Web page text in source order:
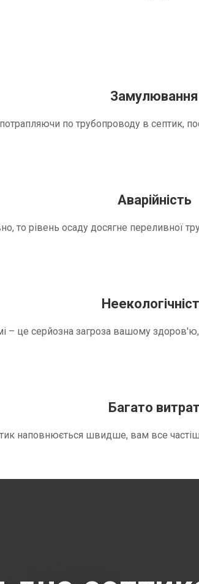
Замулювання
потрапляючи по трубопроводу в
Аварійність
рівень осаду досягне переливної
– це серйозна загроза вашому
Багато витрат
наповнюється швидше, вам все